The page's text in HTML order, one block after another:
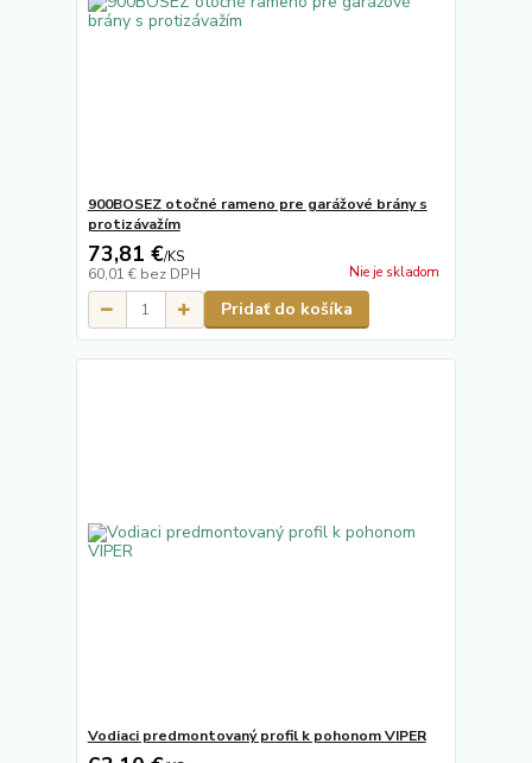
900BOSEZ otočné rameno pre garážové brány s
protizávažím
73,81 €/KS
60,01 € bez DPH Nie je skladom
Pridať do košíka
Vodiaci predmontovaný profil k pohonom VIPER